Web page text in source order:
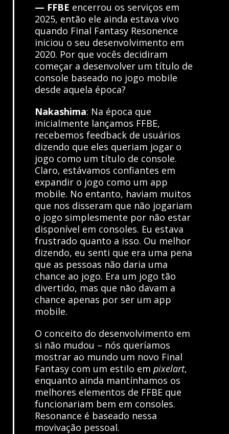
— FFBE encerrou os serviços em
2025, então ele ainda estava vivo
quando Final Fantasy Resonence
iniciou o seu desenvolvimento em
2020. Por que vocês decidiram
começar a desenvolver um título de
console baseado no jogo mobile
desde aquela época?
Nakashima: Na época que
inicialmente lançamos FFBE,
recebemos feedback de usuários
dizendo que eles queriam jogar o
jogo como um título de console.
Claro, estávamos confiantes em
expandir o jogo como um app
mobile. No entanto, haviam muitos
que nos disseram que não jogariam
o jogo simplesmente por não estar
disponível em consoles. Eu estava
frustrado quanto a isso. Ou melhor
dizendo, eu senti que era uma pena
que as pessoas não daria uma
chance ao jogo. Era um jogo tão
divertido, mas que não davam a
chance apenas por ser um app
mobile.
O conceito do desenvolvimento em
si não mudou – nós queríamos
mostrar ao mundo um novo Final
Fantasy com um estilo em pixelart,
enquanto ainda mantínhamos os
melhores elementos de FFBE que
funcionariam bem em consoles.
Resonance é baseado nessa
movivação pessoal.